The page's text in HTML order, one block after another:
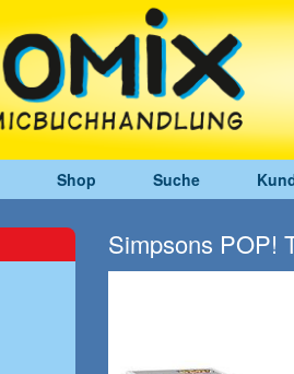
Shop Suche
Simpsons POP!